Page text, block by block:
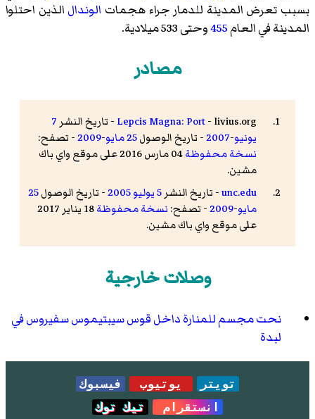
بسبب تعرض المدينة للدمار جراء هجمات الوندال الذين احتلوا
المدينة في العام455وحتى 533 ميلادية.
مصادر
Lepcis Magna: Port- livius.org - تاريخ النشر
7
يونيو-
2007- تاريخ الوصول25 مايو -
2009- تصفح:
نسخة محفوظة
04 مارس 2016 على موقع واي باك
مشين.
unc.edu- تاريخ النشر 5 يوليو 2005- تاريخ الوصول25
مايو-
2009- تصفح: نسخة محفوظة
18 يناير 2017
على موقع واي باك مشين.
وصلات خارجية
نحت مجسم للمنارة داخل قوس سيبتيموس سفيروس في
لبدة
تويتر يوتيوب
فيسبوك
انستقرام
تيك توك